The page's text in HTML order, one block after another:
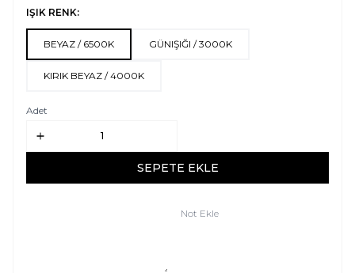
IŞIK RENK:
BEYAZ / 6500K GÜNIŞIĞI / 3000K
KIRIK BEYAZ / 4000K
Adet
SEPETE EKLE
Not Ekle